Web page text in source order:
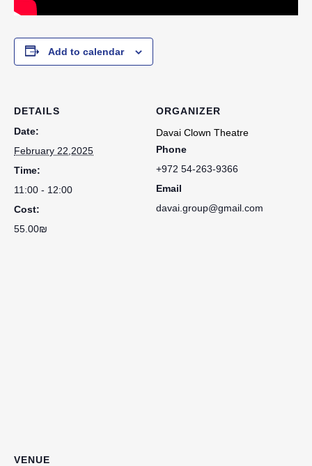
Add to calendar
DETAILS
Date:
February 22,2025
Time:
11:00 - 12:00
Cost:
55.00₪
ORGANIZER
Davai Clown Theatre
Phone
+972 54-263-9366
Email
davai.group@gmail.com
VENUE